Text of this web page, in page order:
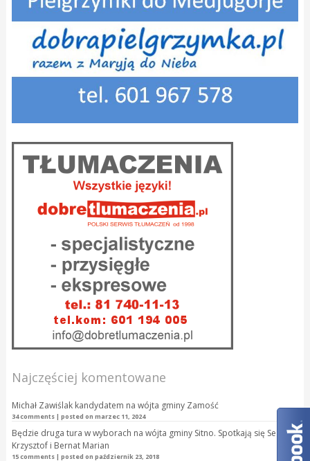
Najczęściej komentowane
Michał Zawiślak kandydatem na wójta gminy Zamość
34 comments| posted on marzec 11, 2024
Będzie druga tura w wyborach na wójta gminy Sitno. Spotkają się Seń
Krzysztof i Bernat Marian
15 comments| posted on październik 23, 2018